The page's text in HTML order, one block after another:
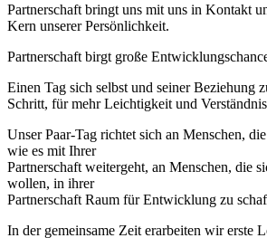
Partnerschaft bringt uns mit uns in Kontakt
Kern unserer Persönlichkeit.
Partnerschaft birgt große
Einen Tag sich selbst und seiner Beziehung
Schritt, für mehr Leichtigkeit und
Unser Paar-Tag richtet sich an Menschen,
wie es mit Ihrer
Partnerschaft weitergeht, an Menschen, die
wollen, in ihrer
Partnerschaft Raum für Entwicklung zu
In der gemeinsame Zeit erarbeiten wir erste